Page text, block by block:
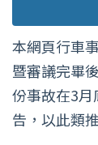
本網頁行車
暨審議完畢
份事故在3
告，以此類